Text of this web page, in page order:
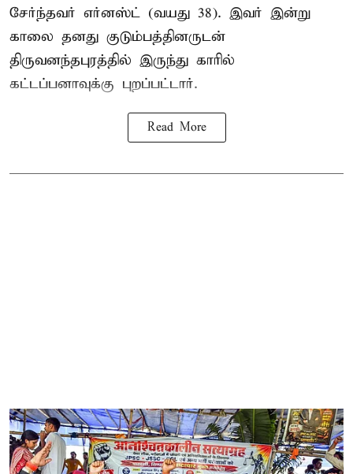
சேர்ந்தவர் எர்னஸ்ட் (வயது 38). இவர் இன்று
காலை தனது குடும்பத்தினருடன்
திருவனந்தபுரத்தில் இருந்து காரில்
கட்டப்பனாவுக்கு புறப்பட்டார்.
Read More